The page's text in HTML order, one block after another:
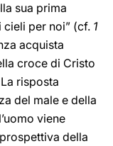
sua prima
cieli per noi” (cf. 1
acquista
croce di Cristo
risposta
del male e della
viene
della